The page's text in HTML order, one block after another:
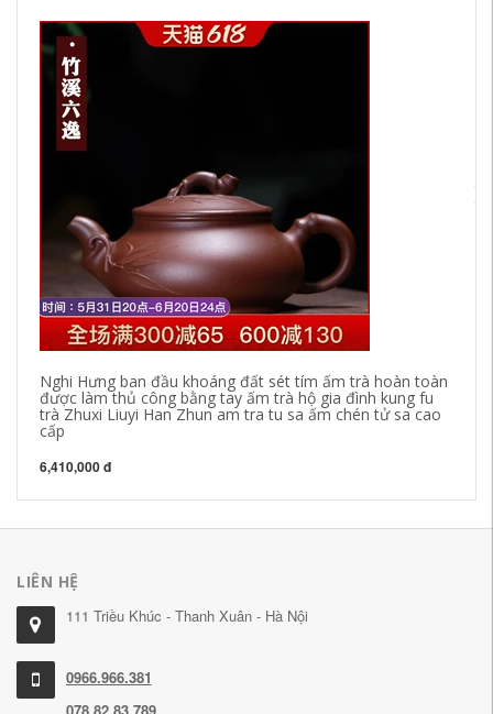
Nghi Hưng ban đầu khoáng đất sét tím ấm trà hoàn toàn
được làm thủ công bằng tay ấm trà hộ gia đình kung fu
trà Zhuxi Liuyi Han Zhun am tra tu sa ấm chén tử sa cao
cấp
6,410,000 đ
LIÊN HỆ
111 Triều Khúc - Thanh Xuân - Hà Nội
0966.966.381
078.82.83.789